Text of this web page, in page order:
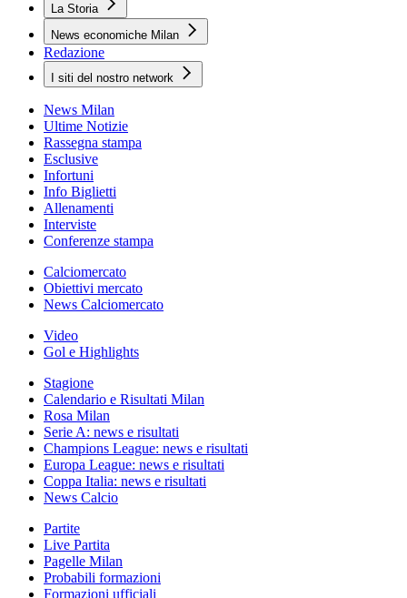
La Storia
News economiche Milan
Redazione
I siti del nostro network
News Milan
Ultime Notizie
Rassegna stampa
Esclusive
Infortuni
Info Biglietti
Allenamenti
Interviste
Conferenze stampa
Calciomercato
Obiettivi mercato
News Calciomercato
Video
Gol e Highlights
Stagione
Calendario e Risultati Milan
Rosa Milan
Serie A: news e risultati
Champions League: news e risultati
Europa League: news e risultati
Coppa Italia: news e risultati
News Calcio
Partite
Live Partita
Pagelle Milan
Probabili formazioni
Formazioni ufficiali